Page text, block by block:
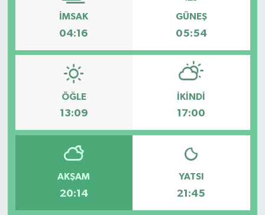
İMSAK
04:16
GÜNEŞ
05:54
ÖĞLE
13:09
İKINDI
17:00
AKŞAM
20:14
YATSI
21:45
Kültür Sanat
Magazin
Politika
Sağlık
Yaşam